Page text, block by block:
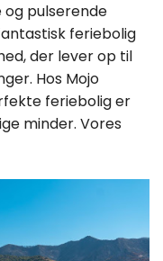
pulserende
feriebolig
der lever op til
Hos Mojo
feriebolig er
minder. Vores